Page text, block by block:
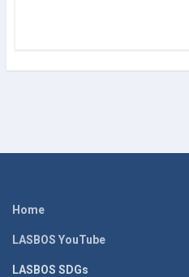
Home
LASBOS YouTube
LASBOS SDGs